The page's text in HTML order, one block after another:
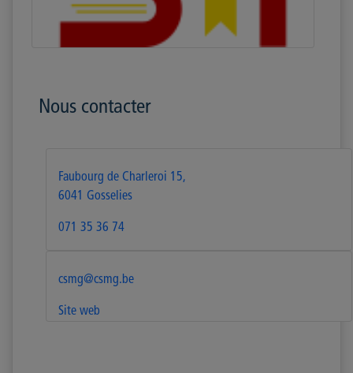
Nous contacter
Faubourg de Charleroi 15,
6041 Gosselies
071 35 36 74
csmg@csmg.be
Site web